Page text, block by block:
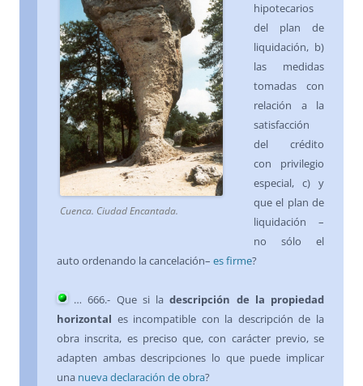
Cuenca. Ciudad Encantada.
hipotecarios
del plan de
liquidación, b)
las medidas
tomadas con
relación a la
satisfacción
del crédito
con privilegio
especial, c) y
que el plan de
liquidación –
no sólo el
auto ordenando la cancelación– es firme?
…666.- Que si ladescripción de la propiedad
horizontal es incompatible con la descripción de la
obra inscrita, es preciso que, con carácter previo, se
adapten ambas descripciones lo que puede implicar
una nueva declaración de obra?